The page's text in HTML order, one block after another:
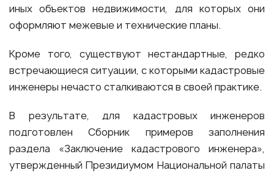
иных объектов недвижимости, для которых они
оформляют межевые и технические планы.
Кроме того, существуют нестандартные, редко
встречающиеся ситуации, с которыми кадастровые
инженеры нечасто сталкиваются в своей практике.
В результате, для кадастровых инженеров
подготовлен Сборник примеров заполнения
раздела «Заключение кадастрового инженера»,
утвержденный Президиумом Национальной палаты